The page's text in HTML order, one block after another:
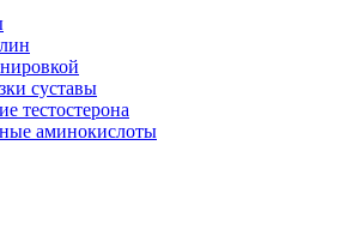
суставы
тестостерона
аминокислоты